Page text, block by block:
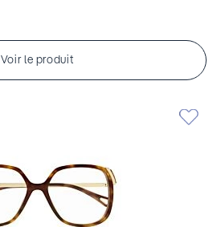
Voir le produit